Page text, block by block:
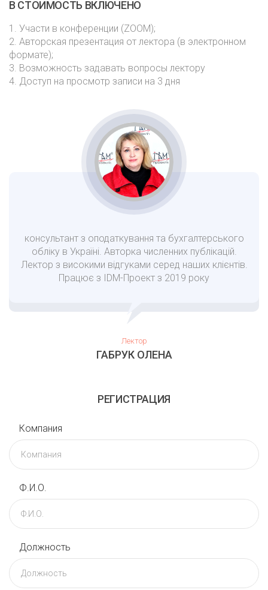
В СТОИМОСТЬ ВКЛЮЧЕНО
1. Участи в конференции (ZOOM);
2. Авторская презентация от лектора (в электронном
формате);
3. Возможность задавать вопросы лектору
4. Доступ на просмотр записи на 3 дня
консультант з оподаткування та бухгалтерського
обліку в Україні. Авторка численних публікацій.
Лектор з високими відгуками серед наших клієнтів.
Працює з IDM-Проект з 2019 року
Лектор
ГАБРУК ОЛЕНА
РЕГИСТРАЦИЯ
Компания
Ф.И.О.
Должность